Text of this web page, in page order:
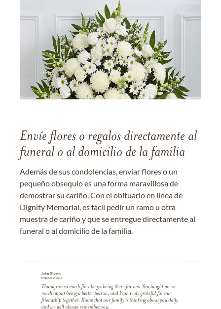
Envíe flores o regalos directamente al
funeral o al domicilio de la familia
Además de sus condolencias, enviar flores o un
pequeño obsequio es una forma maravillosa de
demostrar su cariño. Con el obituario en línea de
Dignity Memorial, es fácil pedir un ramo u otra
muestra de cariño y que se entregue directamente al
funeral o al domicilio de la familia.